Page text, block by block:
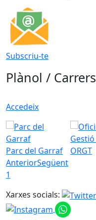
Subscriu-te
Plànol / Carrers
Accedeix
Parc del Garraf ORGT
AnteriorSegüent
1
Xarxes socials: